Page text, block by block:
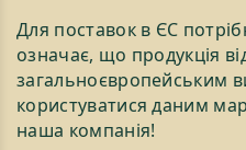
Для поставок в ЄС
означає, що продукція
загальноєвропейським
користуватися даним
наша компанія!